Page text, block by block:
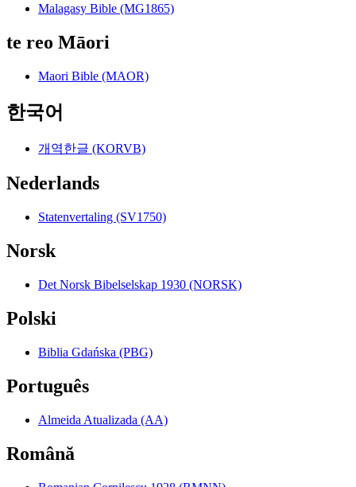
Malagasy Bible (MG1865)
te reo Māori
Maori Bible (MAOR)
한국어
개역한글 (KORVB)
Nederlands
Statenvertaling (SV1750)
Norsk
Det Norsk Bibelselskap 1930 (NORSK)
Polski
Biblia Gdańska (PBG)
Português
Almeida Atualizada (AA)
Română